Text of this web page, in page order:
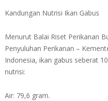
Kandungan Nutrisi Ikan Gabus
Menurut Balai Riset Perikanan
Penyuluhan Perikanan –
Indonesia, ikan gabus seberat
nutrisi:
Air: 79,6 gram.